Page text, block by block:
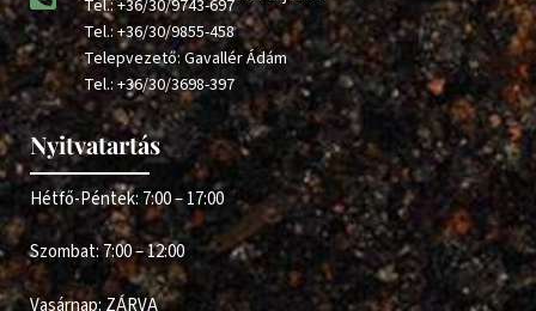
Tel.:+36/30/9743-697
Tel.:+36/30/9855-458
Telepvezető: Gavallér Ádám
Tel.:+36/30/3698-397
Nyitvatartás
Hétfő-Péntek: 7:00 – 17:00
Szombat: 7:00 – 12:00
Vasárnap: ZÁRVA